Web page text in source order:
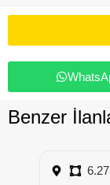
Benzer